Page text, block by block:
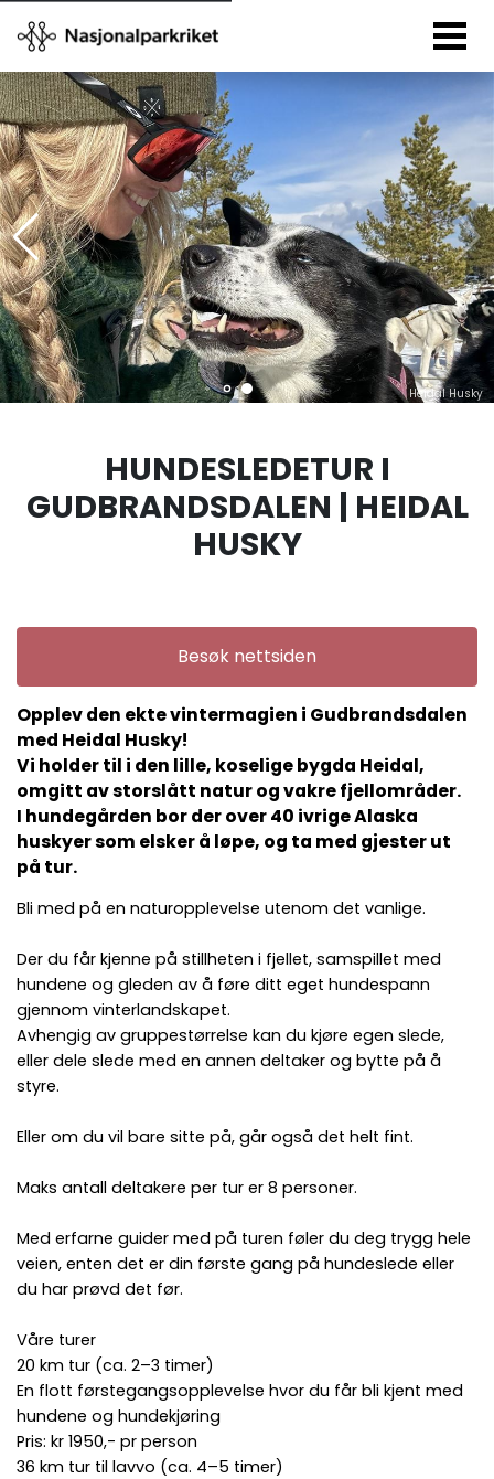
Heidal Husky
HUNDESLEDETUR I
GUDBRANDSDALEN | HEIDAL
HUSKY
Besøk nettsiden
Opplev den ekte vintermagien i Gudbrandsdalen
med Heidal Husky!
Vi holder til i den lille, koselige bygda Heidal,
omgitt av storslått natur og vakre fjellområder.
I hundegården bor der over 40 ivrige Alaska
huskyer som elsker å løpe, og ta med gjester ut
på tur.
Bli med på en naturopplevelse utenom det vanlige.
Der du får kjenne på stillheten i fjellet, samspillet med
hundene og gleden av å føre ditt eget hundespann
gjennom vinterlandskapet.
Avhengig av gruppestørrelse kan du kjøre egen slede,
eller dele slede med en annen deltaker og bytte på å
styre.
Eller om du vil bare sitte på, går også det helt fint.
Maks antall deltakere per tur er 8 personer.
Med erfarne guider med på turen føler du deg trygg hele
veien, enten det er din første gang på hundeslede eller
du har prøvd det før.
Våre turer
20 km tur (ca. 2–3 timer)
En flott førstegangsopplevelse hvor du får bli kjent med
hundene og hundekjøring
Pris: kr 1950,- pr person
36 km tur til lavvo (ca. 4–5 timer)